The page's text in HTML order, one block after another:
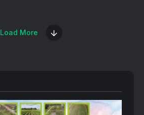
Load More